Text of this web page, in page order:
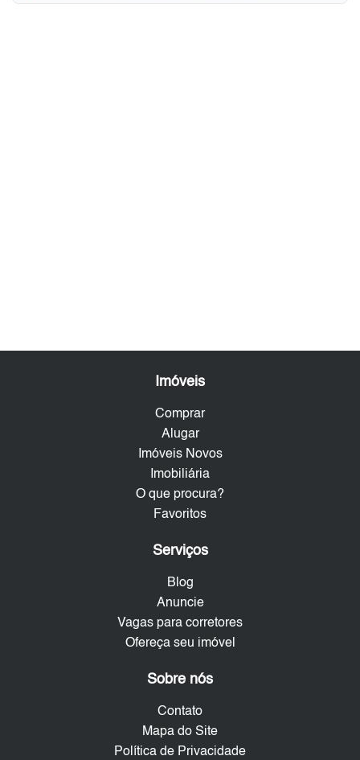
Imóveis
Comprar
Alugar
Imóveis Novos
Imobiliária
O que procura?
Favoritos
Serviços
Blog
Anuncie
Vagas para corretores
Ofereça seu imóvel
Sobre nós
Contato
Mapa do Site
Política de Privacidade